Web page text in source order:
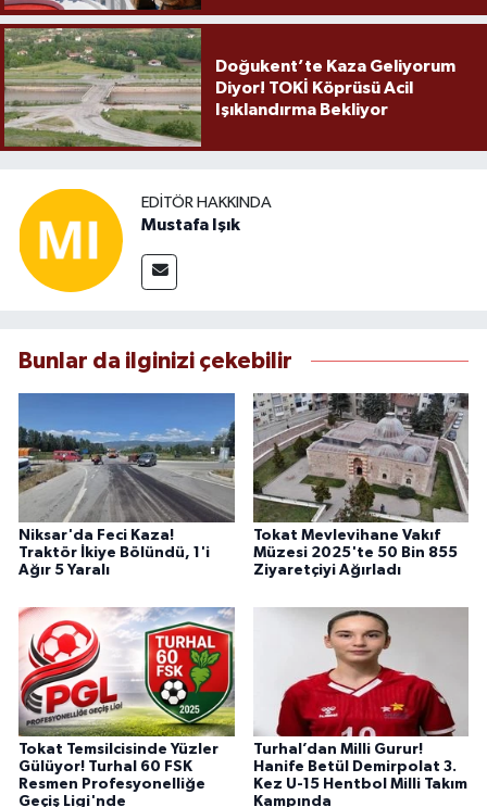
Doğukent’te Kaza Geliyorum
Diyor! TOKİ Köprüsü Acil
Işıklandırma Bekliyor
EDITÖR HAKKINDA
Mustafa Işık
Bunlar da ilginizi çekebilir
Niksar'da Feci Kaza!
Traktör İkiye Bölündü, 1'i
Ağır 5 Yaralı
Tokat Mevlevihane Vakıf
Müzesi 2025'te 50 Bin 855
Ziyaretçiyi Ağırladı
Tokat Temsilcisinde Yüzler
Gülüyor! Turhal 60 FSK
Resmen Profesyonelliğe
Geçiş Ligi'nde
Turhal’dan Milli Gurur!
Hanife Betül Demirpolat 3.
Kez U-15 Hentbol Milli Takım
Kampında